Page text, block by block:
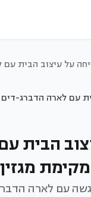
על עיצוב הבית עם
הבית
עם לארה